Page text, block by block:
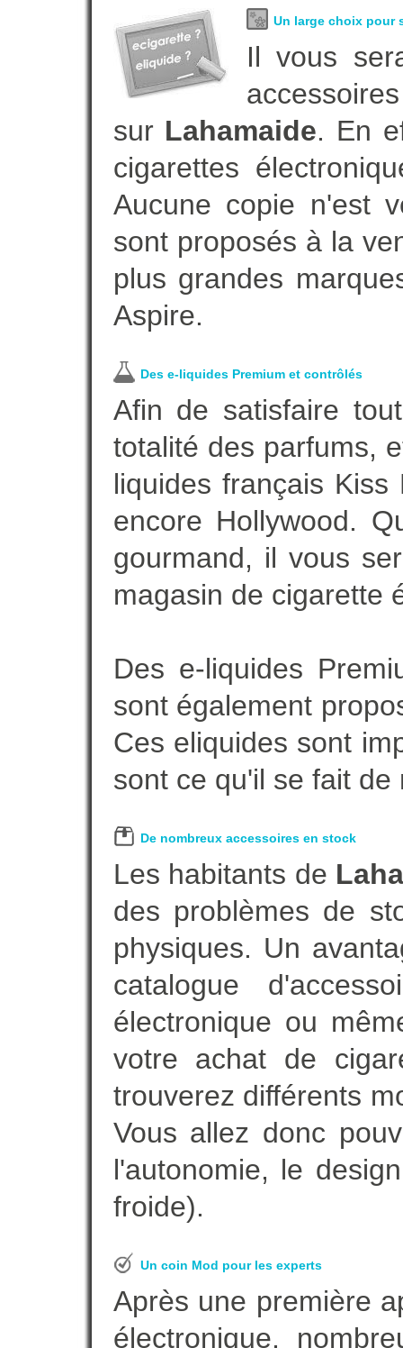
Un large choix pour
Il vous
sur Lahamaide. En
cigarettes
Aucune copie n'est
sont proposés à la
plus grandes
Aspire.
Des e-liquides Premium et contrôlés
Afin de satisfaire
totalité des parfums,
liquides français
encore Hollywood.
gourmand, il vous
magasin de cigarette
Des e-liquides
sont également
Ces eliquides sont
sont ce qu'il se fait
De nombreux accessoires en stock
Les habitants de
des problèmes de
physiques. Un
catalogue
électronique ou
votre achat de
trouverez différents
Vous allez donc
l'autonomie, le
froide).
Un coin Mod pour les experts
Après une première
électronique,